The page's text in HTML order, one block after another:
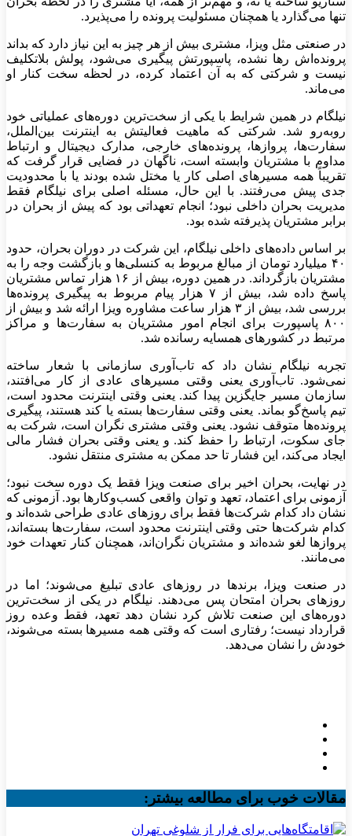
تنها می‌گذارد یا همچنان مسئولیت پرونده را می‌پذیرد.
در صنعتی مثل ویزا، مشتری بیش از هر چیز به این نیاز دارد که بداند
پرونده‌اش رها نشده، پاسپورتش پیگیری می‌شود، پولش بلاتکلیف
نیست و شرکتی که به آن اعتماد کرده، در لحظه سخت کنار او
می‌ماند.
نیلگام در همین شرایط با یکی از سخت‌ترین دوره‌های عملیاتی خود
روبه‌رو شد. شرکتی که ماهیت فعالیتش به اینترنت بین‌الملل،
سفارت‌ها، پروازها، پرونده‌های خارجی، مدارک دیجیتال و ارتباط
مداوم با مشتریان وابسته است، ناگهان در فضایی قرار گرفت که
تقریباً همه مسیرهای اصلی کار یا مختل شده بودند یا با محدودیت
جدی پیش می‌رفتند. با این حال، مسئله اصلی برای نیلگام فقط
مدیریت بحران داخلی نبود؛ انجام تعهداتی بود که پیش از بحران در
برابر مشتریان پذیرفته شده بود.
بر اساس داده‌های داخلی نیلگام، این شرکت در دوران بحران، حدود
۴۰ میلیارد تومان از مبالغ مربوط به کنسلی‌ها و بازگشت وجه را به
مشتریان بازگرداند. در همین دوره، بیش از ۱۶ هزار تماس مشتریان
پاسخ داده شد، بیش از ۷ هزار پیام مربوط به پیگیری پرونده‌ها
بررسی شد، بیش از ۳ هزار ساعت مشاوره ویزا ارائه شد و بیش از
۸۰۰ پاسپورت برای انجام امور مشتریان به سفارت‌ها و مراکز
مرتبط در کشورهای همسایه رسانده شد.
تجربه نیلگام نشان داد که تاب‌آوری سازمانی با شعار ساخته
نمی‌شود. تاب‌آوری یعنی وقتی مسیرهای عادی از کار می‌افتند،
سازمان مسیر جایگزین پیدا کند. یعنی وقتی اینترنت محدود است،
تیم پاسخ‌گو بماند. یعنی وقتی سفارت‌ها بسته یا کند هستند، پیگیری
پرونده‌ها متوقف نشود. یعنی وقتی مشتری نگران است، شرکت به
جای سکوت، ارتباط را حفظ کند. و یعنی وقتی بحران فشار مالی
ایجاد می‌کند، این فشار تا حد ممکن به مشتری منتقل نشود.
در نهایت، بحران اخیر برای صنعت ویزا فقط یک دوره سخت نبود؛
آزمونی برای اعتماد، تعهد و توان واقعی کسب‌وکارها بود. آزمونی که
نشان داد کدام شرکت‌ها فقط برای روزهای عادی طراحی شده‌اند و
کدام شرکت‌ها حتی وقتی اینترنت محدود است، سفارت‌ها بسته‌اند،
پروازها لغو شده‌اند و مشتریان نگران‌اند، همچنان کنار تعهدات خود
می‌مانند.
در صنعت ویزا، برندها در روزهای عادی تبلیغ می‌شوند؛ اما در
روزهای بحران امتحان پس می‌دهند. نیلگام در یکی از سخت‌ترین
دوره‌های این صنعت تلاش کرد نشان دهد تعهد، فقط وعده روز
قرارداد نیست؛ رفتاری است که وقتی همه مسیرها بسته می‌شوند،
خودش را نشان می‌دهد.
مقالات خوب برای مطالعه بیشتر: